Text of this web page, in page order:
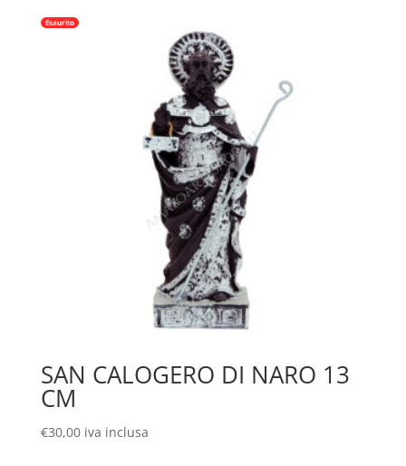
Esaurito
SAN CALOGERO DI NARO 13
CM
€30,00 iva inclusa